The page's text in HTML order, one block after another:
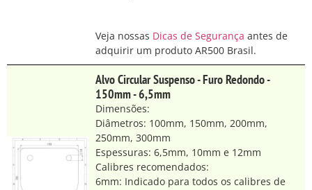
Veja nossas Dicas de Segurança antes de
adquirir um produto AR500 Brasil.
Alvo Circular Suspenso - Furo Redondo -
150mm - 6,5mm
Dimensões:
Diâmetros: 100mm, 150mm, 200mm,
250mm, 300mm
Espessuras: 6,5mm, 10mm e 12mm
Calibres recomendados:
6mm: Indicado para todos os calibres de